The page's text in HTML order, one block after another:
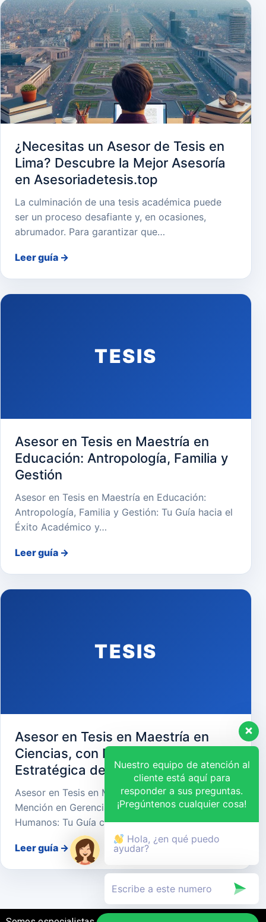
¿Necesitas un Asesor de Tesis en
Lima? Descubre la Mejor Asesoría
en Asesoriadetesis.top
La culminación de una tesis académica puede
ser un proceso desafiante y, en ocasiones,
abrumador. Para garantizar que…
Leer guía →
TESIS
Asesor en Tesis en Maestría en
Educación: Antropología, Familia y
Gestión
Asesor en Tesis en Maestría en Educación:
Antropología, Familia y Gestión: Tu Guía hacia el
Éxito Académico y…
Leer guía →
TESIS
Asesor en Tesis en Maestría en
Ciencias, con Mención en Gerencia
Estratégica de Recursos Humanos
Asesor en Tesis en Maestría en Ciencias, con
Mención en Gerencia Estratégica de Recursos
Humanos: Tu Guía cara…
Leer guía →
Nuestro equipo de atención al
cliente está aquí para
responder a sus preguntas.
¡Pregúntenos cualquier cosa!
Hola, ¿en qué puedo
ayudar?